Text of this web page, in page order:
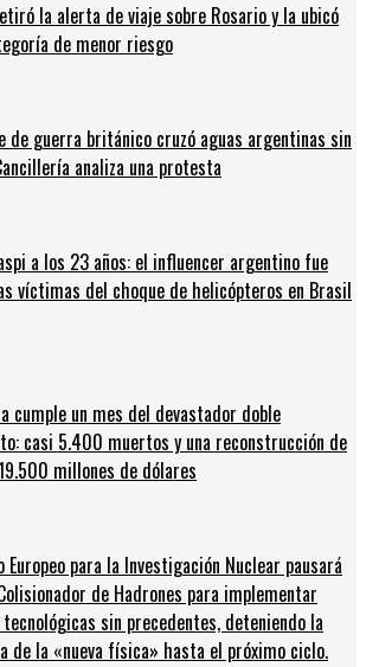
la alerta de viaje sobre Rosario y la ubicó
de menor riesgo
de guerra británico cruzó aguas argentinas sin
analiza una protesta
a los 23 años: el influencer argentino fue
víctimas del choque de helicópteros en Brasil
cumple un mes del devastador doble
casi 5.400 muertos y una reconstrucción de
millones de dólares
Europeo para la Investigación Nuclear pausará
de Hadrones para implementar
sin precedentes, deteniendo la
de la «nueva física» hasta el próximo ciclo.